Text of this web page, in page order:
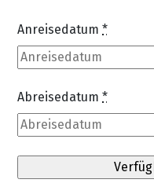
Anreisedatum*
Abreisedatum*